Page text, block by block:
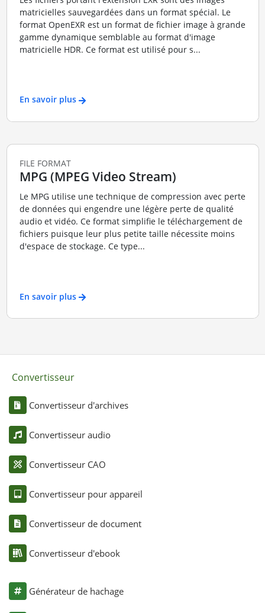
matricielles sauvegardées dans un format spécial. Le
format OpenEXR est un format de fichier image à grande
gamme dynamique semblable au format d'image
matricielle HDR. Ce format est utilisé pour s...
En savoir plus
FILE FORMAT
MPG (MPEG Video Stream)
Le MPG utilise une technique de compression avec perte
de données qui engendre une légère perte de qualité
audio et vidéo. Ce format simplifie le téléchargement de
fichiers puisque leur plus petite taille nécessite moins
d'espace de stockage. Ce type...
En savoir plus
Convertisseur
Convertisseur d'archives
Convertisseur audio
Convertisseur CAO
Convertisseur pour appareil
Convertisseur de document
Convertisseur d'ebook
Générateur de hachage